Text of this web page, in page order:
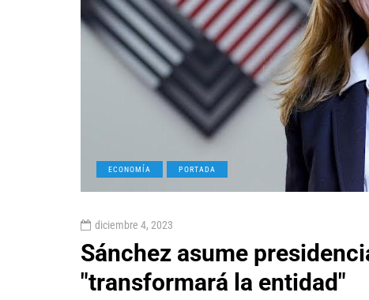
ECONOMÍA PORTADA
diciembre 4, 2023
Sánchez asume
"transformará la entidad"